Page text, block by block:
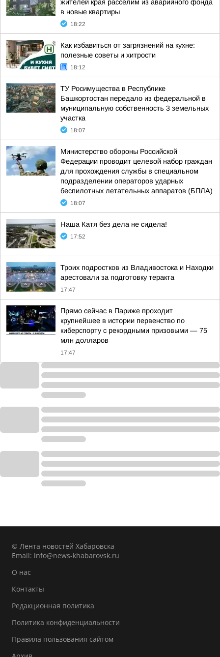
жителей края расселим из аварийного фонда
в новые квартиры
18:22
Как избавиться от загрязнений на кухне:
полезные советы и хитрости
18:12
ТУ Росимущества в Республике
Башкортостан передало из федеральной в
муниципальную собственность 3 земельных
участка
18:07
Министерство обороны Российской
Федерации проводит целевой набор граждан
для прохождения службы в специальном
подразделении операторов ударных
беспилотных летательных аппаратов (БПЛА)
18:07
Наша Катя без дела не сидела!
17:52
Троих подростков из Владивостока и Находки
арестовали за подготовку теракта
17:47
Прямо сейчас в Париже проходит
крупнейшее в истории первенство по
киберспорту с рекордными призовыми — 75
млн долларов
17:47
© Лента новостей Хабаровска
Email: info@news-khabarovsk.ru
О нас
Контакты
Редакционная политика
Политика конфиденциальности
Правила пользования сайтом